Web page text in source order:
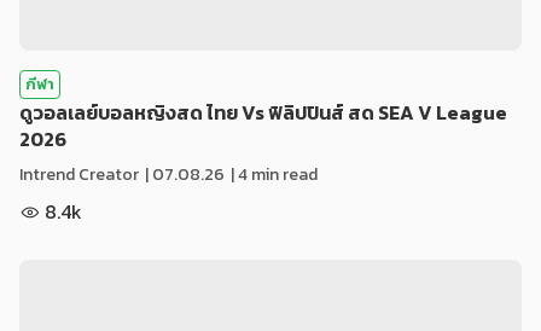
กีฬา
ดูวอลเลย์บอลหญิงสด ไทย Vs ฟิลิปปินส์ สด SEA V League
2026
Intrend Creator |07.08.26 | 4 min read
8.4k